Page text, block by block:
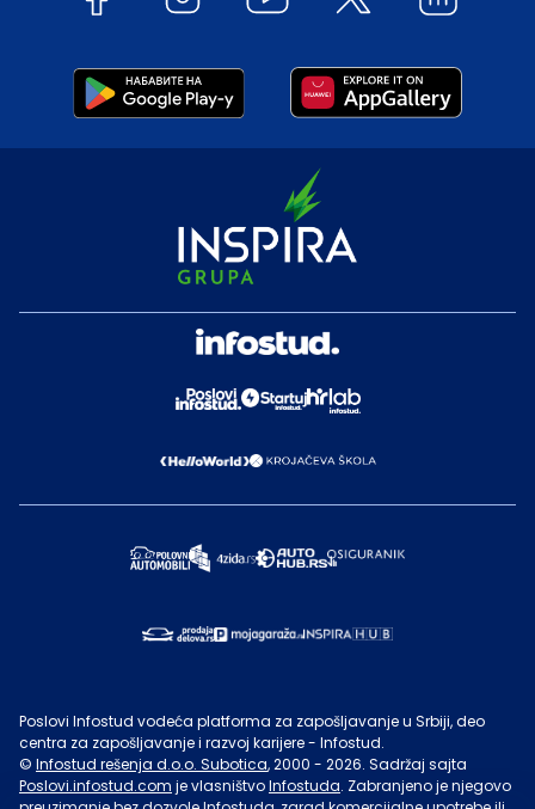
Poslovi Infostud vodeća platforma za zapošljavanje u Srbiji, deo
centra za zapošljavanje i razvoj karijere - Infostud.
© Infostud rešenja d.o.o. Subotica, 2000 - 2026. Sadržaj sajta
Poslovi.infostud.com je vlasništvoInfostuda. Zabranjeno je njegovo